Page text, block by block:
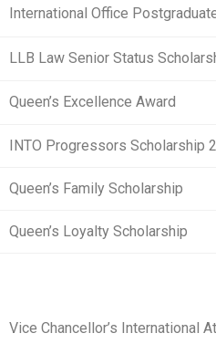
International Office
LLB Law Senior Status
Queen’s Excellence Award
INTO Progressors Scholarship
Queen’s Family Scholarship
Queen’s Loyalty Scholarship
Vice Chancellor’s International